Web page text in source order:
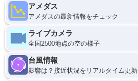
アメダス
アメダスの最新情報をチェック
ライブカメラ
全国2500地点の空の様子
台風情報
影響は？接近状況をリアルタイム更新